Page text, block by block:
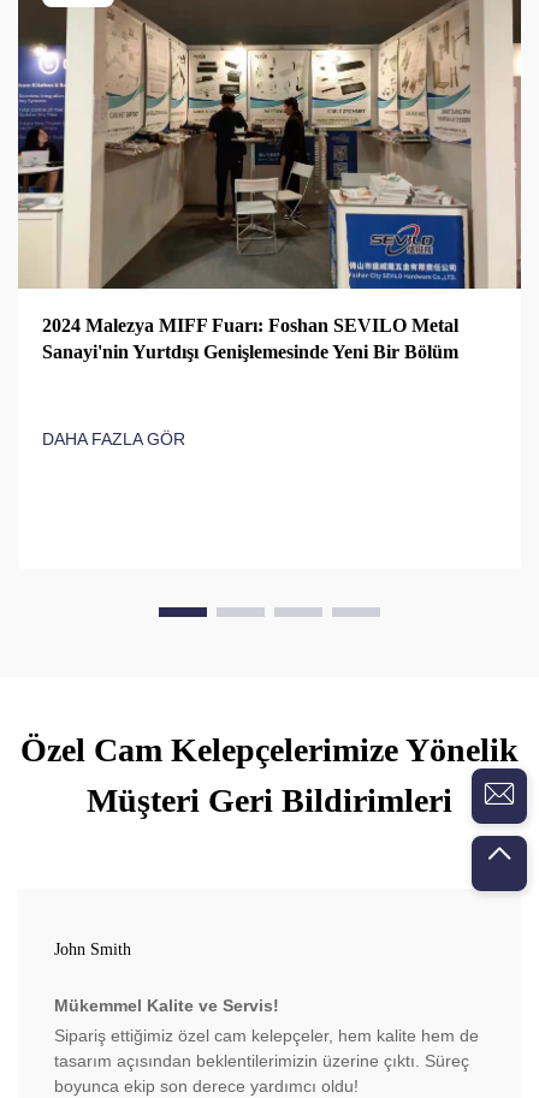
2024 Malezya MIFF Fuarı: Foshan SEVILO Metal
Sanayi'nin Yurtdışı Genişlemesinde Yeni Bir Bölüm
DAHA FAZLA GÖR
Özel Cam Kelepçelerimize Yönelik
Müşteri Geri Bildirimleri
John Smith
Mükemmel Kalite ve Servis!
Sipariş ettiğimiz özel cam kelepçeler, hem kalite hem de
tasarım açısından beklentilerimizin üzerine çıktı. Süreç
boyunca ekip son derece yardımcı oldu!